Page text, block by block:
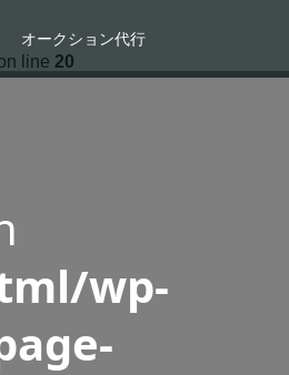
オークション代行
line 20
wp-